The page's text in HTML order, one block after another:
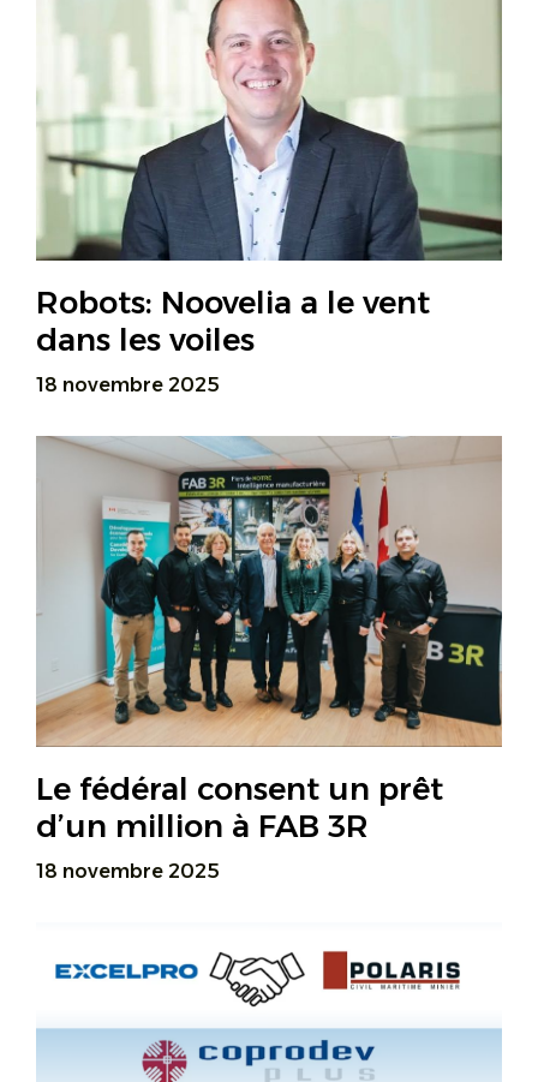
Robots: Noovelia a le vent
dans les voiles
18 novembre 2025
Le fédéral consent un prêt
d’un million à FAB 3R
18 novembre 2025